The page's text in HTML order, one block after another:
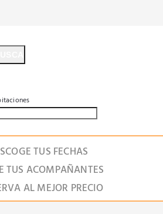
TUS FECHAS
TUS ACOMPAÑANTES
AL MEJOR PRECIO